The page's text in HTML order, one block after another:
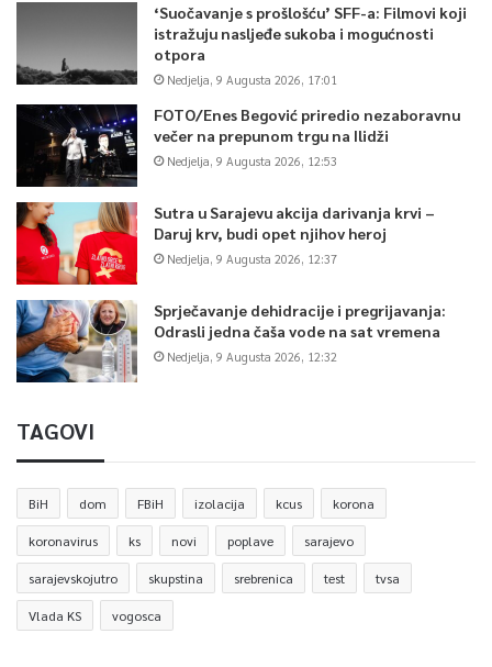
‘Suočavanje s prošlošću’ SFF-a: Filmovi koji
istražuju nasljeđe sukoba i mogućnosti
otpora
Nedjelja, 9 Augusta 2026, 17:01
FOTO/Enes Begović priredio nezaboravnu
večer na prepunom trgu na Ilidži
Nedjelja, 9 Augusta 2026, 12:53
Sutra u Sarajevu akcija darivanja krvi –
Daruj krv, budi opet njihov heroj
Nedjelja, 9 Augusta 2026, 12:37
Sprječavanje dehidracije i pregrijavanja:
Odrasli jedna čaša vode na sat vremena
Nedjelja, 9 Augusta 2026, 12:32
TAGOVI
BiH dom FBiH izolacija kcus korona
koronavirus ks novi poplave sarajevo
sarajevskojutro skupstina srebrenica test tvsa
Vlada KS vogosca